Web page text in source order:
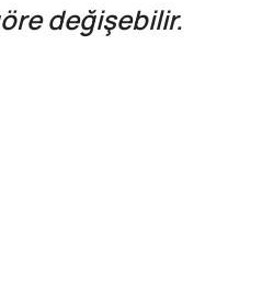
değişebilir.